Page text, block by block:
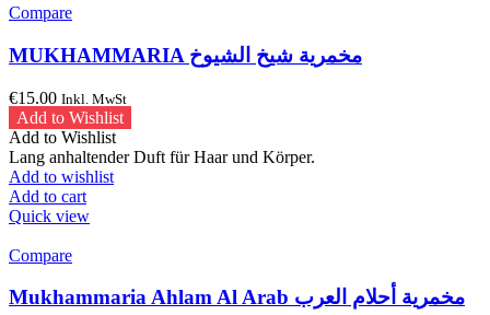
Compare
MUKHAMMARIA مخمرية شيخ الشيوخ
€15.00 Inkl. MwSt
Add to Wishlist
Add to Wishlist
Lang anhaltender Duft für Haar und Körper.
Add to wishlist
Add to cart
Quick view
Compare
Mukhammaria Ahlam Al Arab مخمرية أحلام العرب